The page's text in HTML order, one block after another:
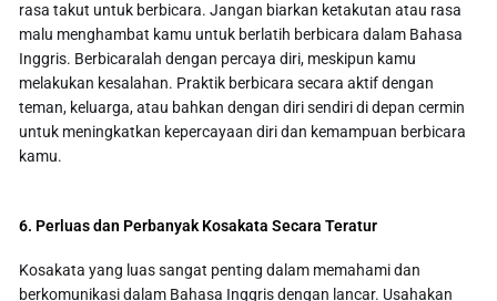
rasa takut untuk berbicara. Jangan biarkan ketakutan atau rasa
malu menghambat kamu untuk berlatih berbicara dalam Bahasa
Inggris. Berbicaralah dengan percaya diri, meskipun kamu
melakukan kesalahan. Praktik berbicara secara aktif dengan
teman, keluarga, atau bahkan dengan diri sendiri di depan cermin
untuk meningkatkan kepercayaan diri dan kemampuan berbicara
kamu.
6. Perluas dan Perbanyak Kosakata Secara Teratur
Kosakata yang luas sangat penting dalam memahami dan
berkomunikasi dalam Bahasa Inggris dengan lancar. Usahakan